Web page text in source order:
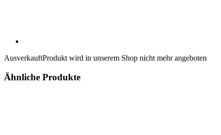
AusverkauftProdukt wird in unserem Shop nicht mehr angeboten
Ähnliche Produkte